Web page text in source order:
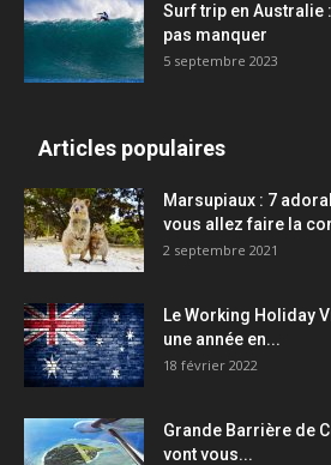
Surf trip en Australie
pas manquer
5 septembre 2023
Articles populaires
Marsupiaux : 7
vous allez faire la
2 septembre 2021
Le Working Holiday
une année en...
18 février 2022
Grande Barrière de
vont vous...